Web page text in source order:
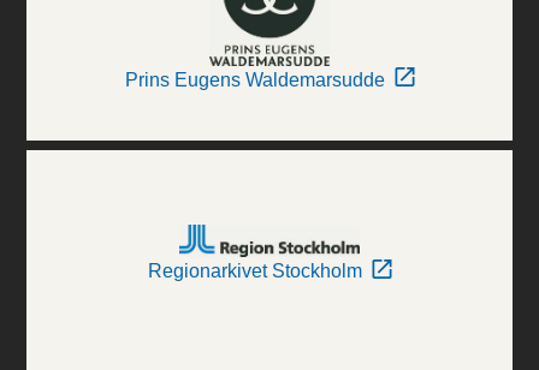
Prins Eugens Waldemarsudde
Regionarkivet Stockholm